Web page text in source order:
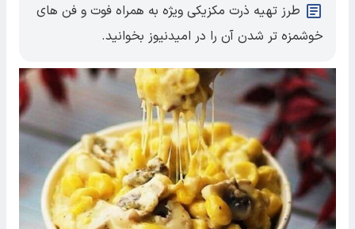
طرز تهیه ذرت مکزیکی ویژه به همراه فوت و فن های
خوشمزه تر شدن آن را در امیدنیوز بخوانید.